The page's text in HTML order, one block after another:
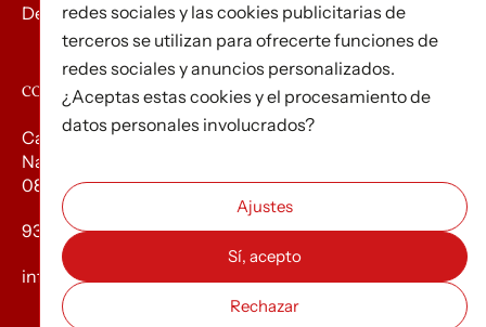
Devolución de mercancías
CONTACTO
Carrer d’Edison, 3
Nau A. Polígon industrial Les Torrenteres
08754 El Papiol
93 673 12 12
info@efados.cat
redes sociales y las cookies publicitarias de
terceros se utilizan para ofrecerte funciones de
redes sociales y anuncios personalizados.
¿Aceptas estas cookies y el procesamiento de
datos personales involucrados?